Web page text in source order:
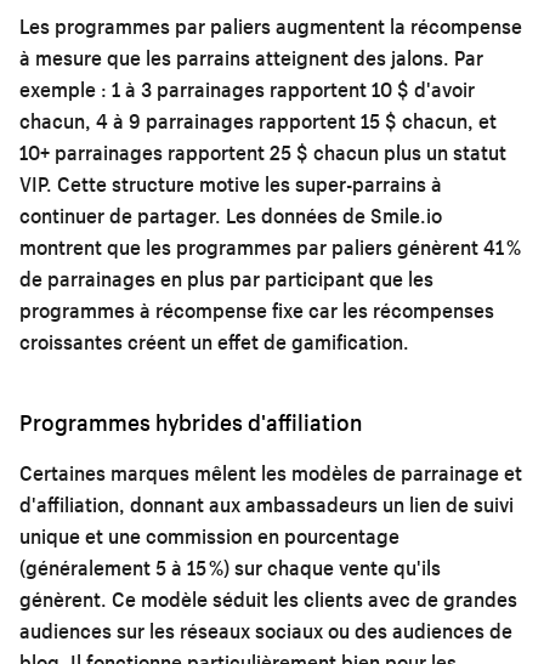
Les programmes par paliers augmentent la récompense
à mesure que les parrains atteignent des jalons. Par
exemple : 1 à 3 parrainages rapportent 10 $ d'avoir
chacun, 4 à 9 parrainages rapportent 15 $ chacun, et
10+ parrainages rapportent 25 $ chacun plus un statut
VIP. Cette structure motive les super-parrains à
continuer de partager. Les données de Smile.io
montrent que les programmes par paliers génèrent 41 %
de parrainages en plus par participant que les
programmes à récompense fixe car les récompenses
croissantes créent un effet de gamification.
Programmes hybrides d'affiliation
Certaines marques mêlent les modèles de parrainage et
d'affiliation, donnant aux ambassadeurs un lien de suivi
unique et une commission en pourcentage
(généralement 5 à 15 %) sur chaque vente qu'ils
génèrent. Ce modèle séduit les clients avec de grandes
audiences sur les réseaux sociaux ou des audiences de